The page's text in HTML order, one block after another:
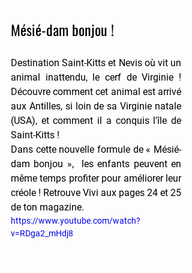
Mésié-dam bonjou !
Destination Saint-Kitts et Nevis où vit un
animal inattendu, le cerf de Virginie !
Découvre comment cet animal est arrivé
aux Antilles, si loin de sa Virginie natale
(USA), et comment il a conquis l'île de
Saint-Kitts !
Dans cette nouvelle formule de « Mésié-
dam bonjou »,  les enfants peuvent en
même temps profiter pour améliorer leur
créole ! Retrouve Vivi aux pages 24 et 25
de ton magazine.
https://www.youtube.com/watch?
v=RDga2_mHdj8